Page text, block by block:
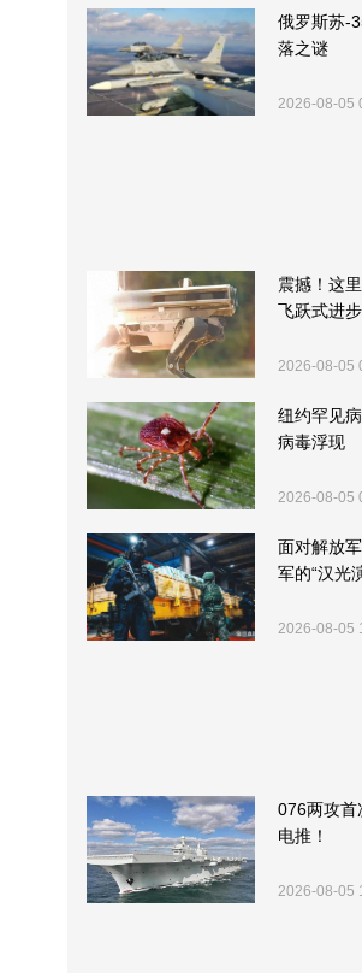
俄罗斯苏-
落之谜
2026-08-05
震撼！这
飞跃式进步
2026-08-05
纽约罕见
病毒浮现
2026-08-05
面对解放
军的“汉光
2026-08-05
076两攻首
电推！
2026-08-05